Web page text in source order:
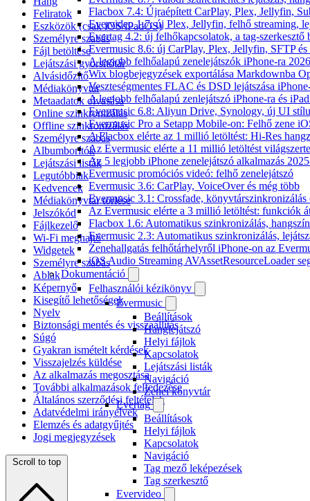
Flacbox 7.4: Újraépített CarPlay, Plex, Jellyfin,
Evervideo 1.7: új Plex, Jellyfin, felhő streaming,
Evertag 4.2: új felhőkapcsolatok, a tag-szerkesztő
Evermusic 8.6: új CarPlay, Plex, Jellyfin, SFTP
A legjobb felhőalapú zenelejátszók iPhone-ra
Wix blogbejegyzések exportálása Markdownba
Veszteségmentes FLAC és DSD lejátszása
A legjobb felhőalapú zenlejátszó iPhone-ra és
Evermusic 6.8: Aliyun Drive, Synology, új UI
Evermusic Pro a Setapp Mobile-on: Felhő zene
A Flacbox elérte az 1 millió letöltést: Hi-Res
Az Evermusic elérte a 11 millió letöltést világszerte
Az 5 legjobb iPhone zenelejátszó alkalmazás
Evermusic promóciós videó: felhő zenelejátszó
Evermusic 3.6: CarPlay, VoiceOver és még több
Evermusic 3.1: Crossfade, könyvtárszinkronizálás
Az Evermusic elérte a 3 millió letöltést: funkciók
Flacbox 1.6: Automatikus szinkronizálás,
Evermusic 2.3: Automatikus szinkronizálás,
Zenehallgatás felhőtárhelyről iPhone-on az
iOS Audio Streaming AVAssetResourceLoader
Dokumentáció
Felhasználói kézikönyv
Evermusic
Beállítások
Hanglejátszó
Helyi fájlok
Kapcsolatok
Lejátszási listák
Navigáció
Zenei könyvtár
Evertag
Beállítások
Helyi fájlok
Kapcsolatok
Navigáció
Tag mező leképezések
Tag szerkesztő
Evervideo
Feliratok
Eszközök (csak iOS/iPadOS)
Személyre szabás
Fájl betöltése
Lejátszási gyorsítótár
Alvásidőzítő
Médiakönyvtár
Metaadatok olvasása
Online szinkronizálás
Offline szinkronizálás
Személyre szabás
Albumborítók
Lejátszási listák
Legutóbbiak
Kedvencek
Médiakönyvtár törlése
Jelszókód
Fájlkezelő
Wi-Fi meghajtó
Widgetek
Személyre szabás
Ablak
Képernyő
Kisegítő lehetőségek
Nyelv
Biztonsági mentés és visszaállítás
Súgó
Gyakran ismételt kérdések
Visszajelzés küldése
Az alkalmazás megosztása
További alkalmazások felfedezése
Általános szerződési feltételek
Adatvédelmi irányelvek
Elemzés és adatgyűjtés
Jogi megjegyzések
Scroll to top